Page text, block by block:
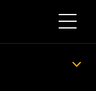
Toggle